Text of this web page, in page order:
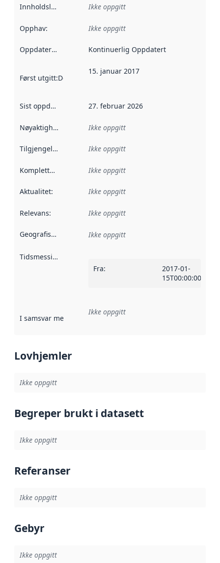
Innholdsleverandører :
Ikke oppgitt
Opphav: Ikke oppgitt
Oppdateringsfrekvens :
Kontinuerlig Oppdatert
Først utgitt:Denne datoen sier når dataene i dette
15. januar 2017
Sist oppdatert 27. februar 2026
Nøyaktighet Ikke oppgitt
Tilgjengelighet Ikke oppgitt
Kompletthet Ikke oppgitt
Aktualitet: Ikke oppgitt
Relevans: Ikke oppgitt
Geografisk avgrensning :
Ikke oppgitt
Tidsmessig avgrensning
Fra:
2017-01-
15T00:00:00Z
I samsvar med Referanse til en implementasjonsregel
Ikke oppgitt
Lovhjemler
Ikke oppgitt
Begreper brukt i datasett
Ikke oppgitt
Referanser
Ikke oppgitt
Gebyr
Ikke oppgitt